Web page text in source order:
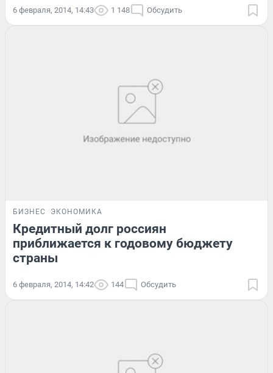
6 февраля, 2014, 14:43 1 148 Обсудить
БИЗНЕС ЭКОНОМИКА
Кредитный долг россиян
приближается к годовому бюджету
страны
6 февраля, 2014, 14:42 144 Обсудить